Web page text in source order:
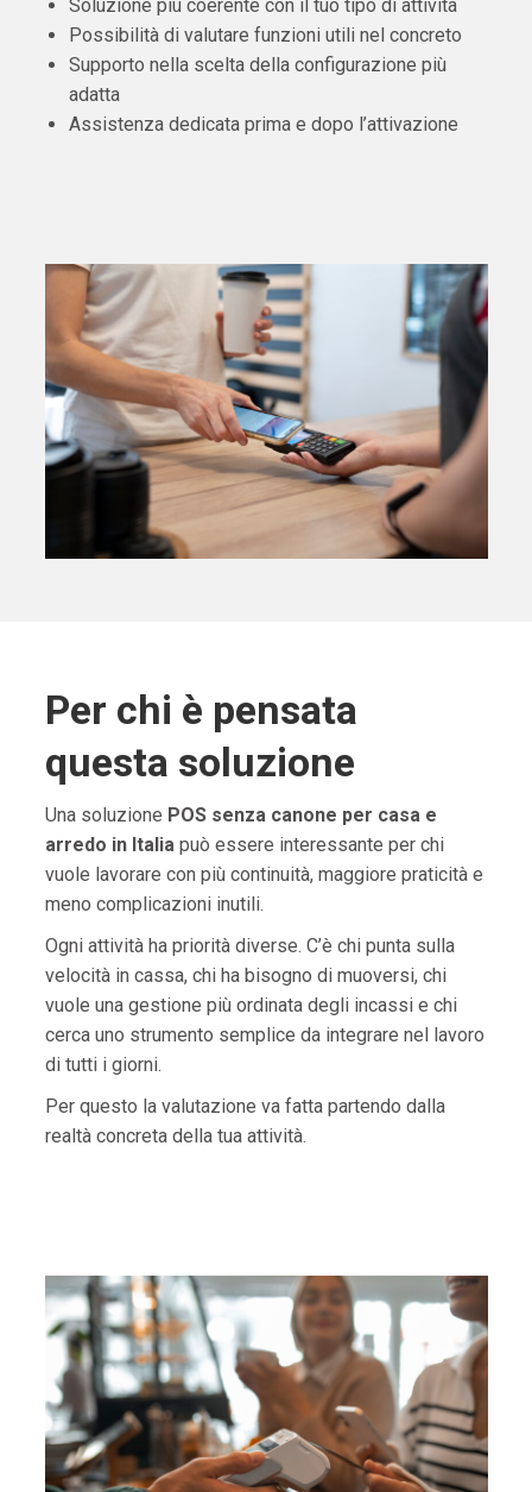
Soluzione più coerente con il tuo tipo di attività
Possibilità di valutare funzioni utili nel concreto
Supporto nella scelta della configurazione più
adatta
Assistenza dedicata prima e dopo l’attivazione
Per chi è pensata
questa soluzione
Una soluzione POS senza canone per casa e
arredo in Italiapuò essere interessante per chi
vuole lavorare con più continuità, maggiore praticità e
meno complicazioni inutili.
Ogni attività ha priorità diverse. C’è chi punta sulla
velocità in cassa, chi ha bisogno di muoversi, chi
vuole una gestione più ordinata degli incassi e chi
cerca uno strumento semplice da integrare nel lavoro
di tutti i giorni.
Per questo la valutazione va fatta partendo dalla
realtà concreta della tua attività.